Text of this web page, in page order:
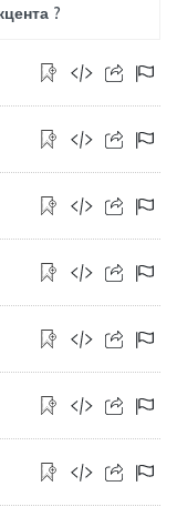
?